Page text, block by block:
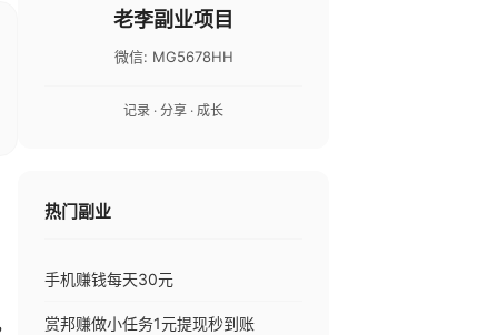
老李副业项目
微信: MG5678HH
记录 · 分享 · 成长
热门副业
手机赚钱每天30元
赏邦赚做小任务1元提现秒到账